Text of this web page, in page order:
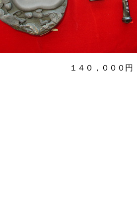
０００円